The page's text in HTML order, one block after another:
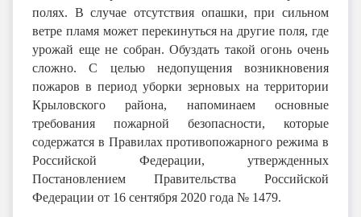
полях. В случае отсутствия опашки, при сильном
ветре пламя может перекинуться на другие поля, где
урожай еще не собран. Обуздать такой огонь очень
сложно. С целью недопущения возникновения
пожаров в период уборки зерновых на территории
Крыловского района, напоминаем основные
требования пожарной безопасности, которые
содержатся в Правилах противопожарного режима в
Российской Федерации, утвержденных
Постановлением Правительства Российской
Федерации от 16 сентября 2020 года № 1479.